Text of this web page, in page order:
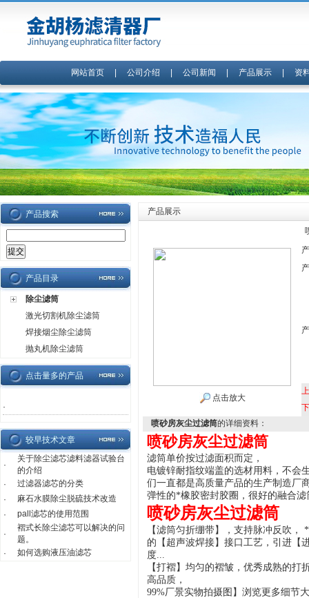
网站首页| 公司介绍 公司新闻 产品展示| 资
产品搜索
产品目录
除尘滤筒
激光切割机除尘滤筒
焊接烟尘除尘滤筒
抛丸机除尘滤筒
点击量多的产品
·
较早技术文章
·
关于除尘滤芯滤料滤器试验台
的介绍
·
过滤器滤芯的分类
·
麻石水膜除尘脱硫技术改造
·
pall滤芯的使用范围
·
褶式长除尘滤芯可以解决的问
题。
·
如何选购液压油滤芯
产品展示
点击放大
喷砂房灰尘过滤筒的详细资料：
喷砂房灰尘过滤筒
滤筒单价按过滤面积而定，
电镀锌耐指纹端盖的选材用料，不会
们一直都是高质量产品的生产制造厂
弹性的*橡胶密封胶圈，很好的融合
喷砂房灰尘过滤筒
【滤筒匀折绷带】，支持脉冲反吹
的【超声波焊接】接口工艺，引进【
度...
【打褶】均匀的褶皱，优秀成熟的
高品质，
99%厂景实物拍摄图】浏览更多细节